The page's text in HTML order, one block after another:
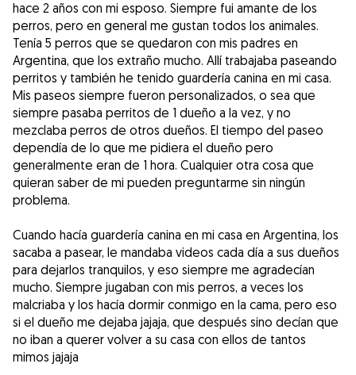
hace 2 años con mi esposo. Siempre fui amante de los
perros, pero en general me gustan todos los animales.
Tenía 5 perros que se quedaron con mis padres en
Argentina, que los extraño mucho. Allí trabajaba paseando
perritos y también he tenido guardería canina en mi casa.
Mis paseos siempre fueron personalizados, o sea que
siempre pasaba perritos de 1 dueño a la vez, y no
mezclaba perros de otros dueños. El tiempo del paseo
dependía de lo que me pidiera el dueño pero
generalmente eran de 1 hora. Cualquier otra cosa que
quieran saber de mi pueden preguntarme sin ningún
problema.
Cuando hacía guardería canina en mi casa en Argentina, los
sacaba a pasear, le mandaba videos cada día a sus dueños
para dejarlos tranquilos, y eso siempre me agradecían
mucho. Siempre jugaban con mis perros, a veces los
malcriaba y los hacía dormir conmigo en la cama, pero eso
si el dueño me dejaba jajaja, que después sino decían que
no iban a querer volver a su casa con ellos de tantos
mimos jajaja